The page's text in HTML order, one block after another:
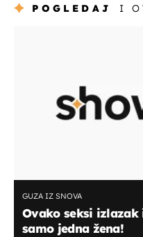
POGLEDAJ I
GUZA IZ SNOVA
Ovako seksi
samo jedna žena!